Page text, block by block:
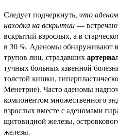
Следует подчеркнуть, что
находка на вскрытии—
вскрытий взрослых, а в
в 30 %. Аденомы обнаруживают
трупов лиц, страдавших
тучных больных язвенной
толстой кишки,
Менетрие). Часто аденомы
компонентом множественного
взрослых вместе с аденомами
щитовидной железы,
железы.